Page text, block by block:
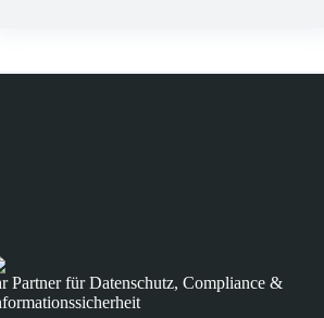
Partner für Datenschutz, Compliance &